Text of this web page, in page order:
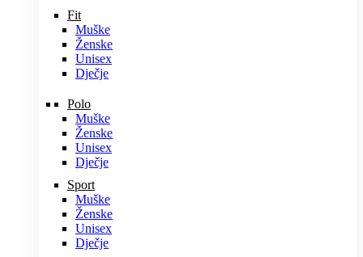
Fit
Muške
Ženske
Unisex
Dječje
Polo
Muške
Ženske
Unisex
Dječje
Sport
Muške
Ženske
Unisex
Dječje